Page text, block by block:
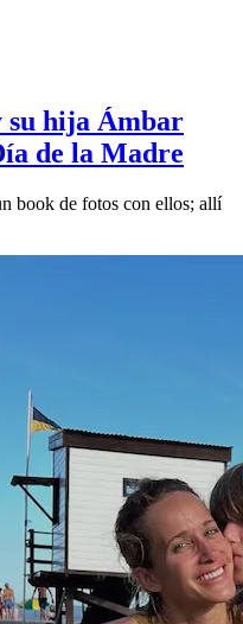
su hija Ámbar
de la Madre
book de fotos con ellos; allí